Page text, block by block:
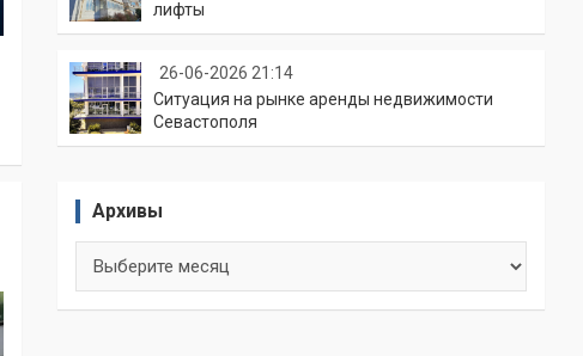
лифты
26-06-2026 21:14
Ситуация на рынке аренды недвижимости
Севастополя
Архивы